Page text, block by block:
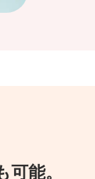
可能。